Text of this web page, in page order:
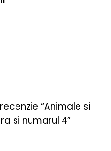
“Animale si
si numarul 4”